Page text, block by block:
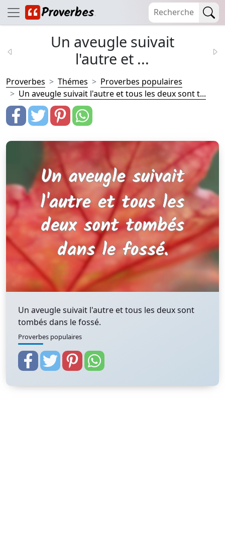
Un aveugle suivait
l'autre et ...
Proverbes Thémes
Proverbes populaires
Un aveugle suivait l'autre et tous les deux sont t...
Un aveugle suivait l'autre et tous les deux sont
tombés dans le fossé.
Proverbes populaires